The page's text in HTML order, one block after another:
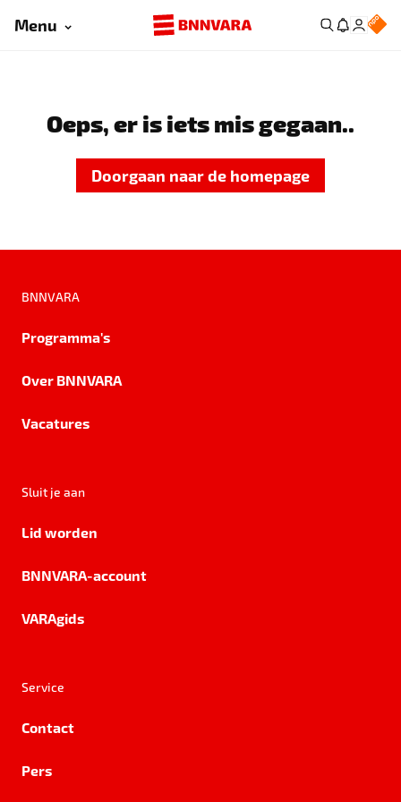
Menu
Oeps, er is iets mis gegaan..
Doorgaan naar de homepage
BNNVARA
Programma's
Over BNNVARA
Vacatures
Sluit je aan
Lid worden
BNNVARA-account
VARAgids
Service
Contact
Pers